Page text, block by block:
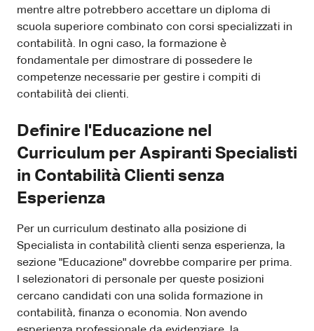
mentre altre potrebbero accettare un diploma di
scuola superiore combinato con corsi specializzati in
contabilità. In ogni caso, la formazione è
fondamentale per dimostrare di possedere le
competenze necessarie per gestire i compiti di
contabilità dei clienti.
Definire l'Educazione nel
Curriculum per Aspiranti Specialisti
in Contabilità Clienti senza
Esperienza
Per un curriculum destinato alla posizione di
Specialista in contabilità clienti senza esperienza, la
sezione "Educazione" dovrebbe comparire per prima.
I selezionatori di personale per queste posizioni
cercano candidati con una solida formazione in
contabilità, finanza o economia. Non avendo